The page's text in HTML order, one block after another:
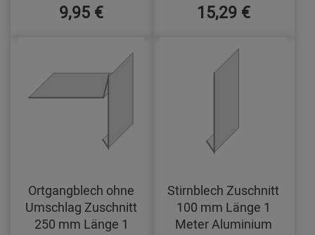
9,95 € 15,29 €
Ortgangblech ohne
Umschlag Zuschnitt
250 mm Länge 1
Stirnblech Zuschnitt
100 mm Länge 1
Meter Aluminium